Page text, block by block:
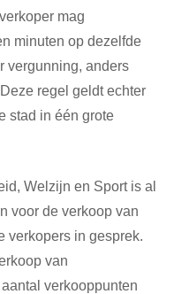
mag
minuten op dezelfde
vergunning, anders
regel geldt echter
stad in één grote
Welzijn en Sport is al
voor de verkoop van
verkopers in gesprek.
van
verkooppunten